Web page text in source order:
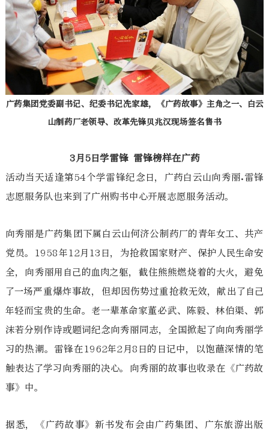
广药集团党委副书记、纪委书记冼家雄，《广药故事》主角之一、白云
山制药厂老领导、改革先锋贝兆汉现场签名售书
3月5日学雷锋 雷锋榜样在广药
活动当天适逢第54个学雷锋纪念日，广药白云山向秀丽.雷锋
志愿服务队也来到了广州购书中心开展志愿服务活动。
向秀丽是广药集团下属白云山何济公制药厂的青年女工、共产
党员。1958年12月13日，为抢救国家财产、保护人民生命安
全，向秀丽用自己的血肉之躯，截住熊熊燃烧着的大火，避免
了一场严重爆炸事故，但却因伤势过重抢救无效，献出了自己
年轻而宝贵的生命。老一辈革命家董必武、陈毅、林伯渠、郭
沫若分别作诗或题词纪念向秀丽同志，全国掀起了向向秀丽学
习的热潮。雷锋在1962年2月8日的日记中，以饱蘸深情的笔
触表达了学习向秀丽的决心。向秀丽的故事也收录在《广药故
事》中。
据悉，《广药故事》新书发布会由广药集团、广东旅游出版